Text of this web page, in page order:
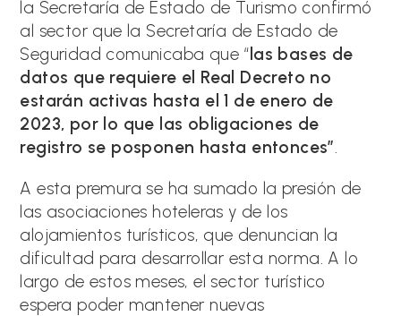
la Secretaría de Estado de Turismo confirmó
al sector que la Secretaría de Estado de
Seguridad comunicaba que “ las bases de
datos que requiere el Real Decreto no
estarán activas hasta el 1 de enero de
2023, por lo que las obligaciones de
registro se posponen hasta entonces”.
A esta premura se ha sumado la presión de
las asociaciones hoteleras y de los
alojamientos turísticos, que denuncian la
dificultad para desarrollar esta norma. A lo
largo de estos meses, el sector turístico
espera poder mantener nuevas